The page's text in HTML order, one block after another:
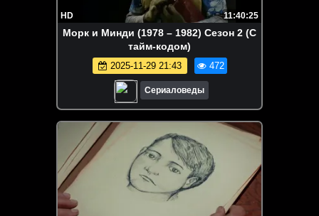
HD 11:40:25
Морк и Минди (1978 – 1982) Сезон 2 (С
тайм-кодом)
2025-11-29 21:43 472
Сериаловеды